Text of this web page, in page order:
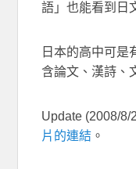
語」也能看到日
日本的高中可是
含論文、漢詩、
Update (2008/8/
片的連結 。